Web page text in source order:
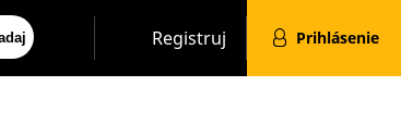
Registruj Prihlásenie